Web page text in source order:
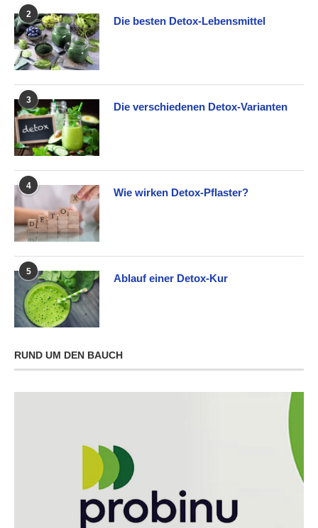
2
Die besten Detox-Lebensmittel
3
Die verschiedenen Detox-Varianten
4
Wie wirken Detox-Pflaster?
5
Ablauf einer Detox-Kur
RUND UM DEN BAUCH